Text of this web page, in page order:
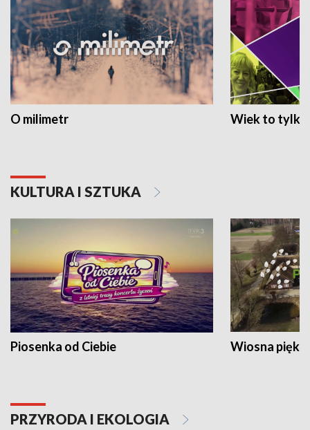
O milimetr Wiek to tylko
KULTURA I SZTUKA
Piosenka od Ciebie Wiosna
PRZYRODA I EKOLOGIA